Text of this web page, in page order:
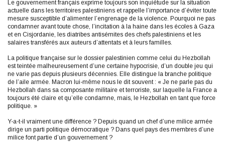
Le gouvernement français exprime toujours son inquiétude sur la situation
actuelle dans les territoires palestiniens et rappelle l’importance d’éviter toute
mesure susceptible d’alimenter l’engrenage de la violence. Pourquoi ne pas
condamner avant toute chose, l’incitation à la haine dans les écoles à Gaza
et en Cisjordanie, les diatribes antisémites des chefs palestiniens et les
salaires transférés aux auteurs d’attentats et à leurs familles.
La politique française sur le dossier palestinien comme celui du Hezbollah
est teintée malheureusement d’une certaine hypocrisie, d’un double jeu qui
ne varie pas depuis plusieurs décennies. Elle distingue la branche politique
de l’aile armée. Macron lui-même nous le dit souvent : « Je ne parle pas du
Hezbollah dans sa composante militaire et terroriste, sur laquelle la France a
toujours été claire et qu’elle condamne, mais, le Hezbollah en tant que force
politique. »
Y-a-t-il vraiment une différence ? Depuis quand un chef d’une milice armée
dirige un parti politique démocratique ? Dans quel pays des membres d’une
milice font partie d’un gouvernement ?